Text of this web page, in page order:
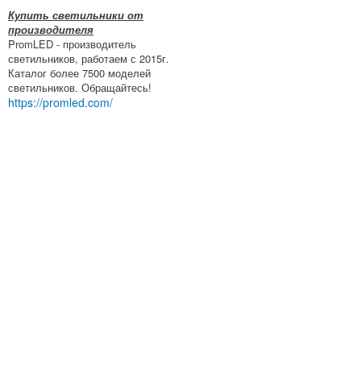
Купить светильники от
производителя
PromLED - производитель
светильников, работаем с 2015г.
Каталог более 7500 моделей
светильников. Обращайтесь!
https://promled.com/